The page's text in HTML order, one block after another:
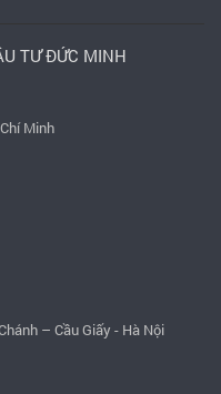
TƯ ĐỨC MINH
Minh
– Cầu Giấy - Hà Nội